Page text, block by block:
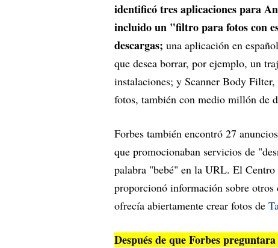
identificó tres aplicaciones para
incluido un "filtro para fotos con
descargas; una aplicación en
que desea borrar, por ejemplo, un
instalaciones; y Scanner Body
fotos, también con medio millón de
Forbes también encontró 27
que promocionaban servicios de
palabra "bebé" en la URL. El
proporcionó información sobre
ofrecía abiertamente crear fotos de
Después de que Forbes